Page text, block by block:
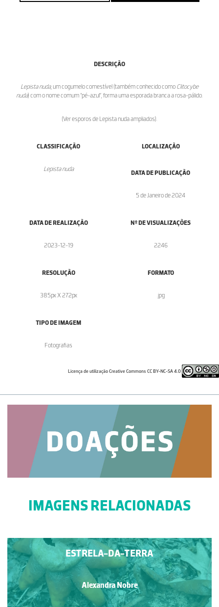
DESCRIÇÃO
Lepista nuda, um cogumelo comestível (também conhecido como Clitocybe
nuda) com o nome comum “pé-azul”, forma umaesporada branca a rosa-pálido.
(Ver esporos de Lepista nuda ampliados).
CLASSIFICAÇÃO
Lepista nuda
LOCALIZAÇÃO
DATA DE PUBLICAÇÃO
5 de Janeiro de 2024
DATA DE REALIZAÇÃO
2023-12-19
Nº DE VISUALIZAÇÕES
2246
RESOLUÇÃO
385px X 272px
FORMATO
.jpg
TIPO DE IMAGEM
Fotografias
Licença de utilização Creative Commons CC BY-NC-SA 4.0
IMAGENS RELACIONADAS
ESTRELA-DA-TERRA
Alexandra Nobre